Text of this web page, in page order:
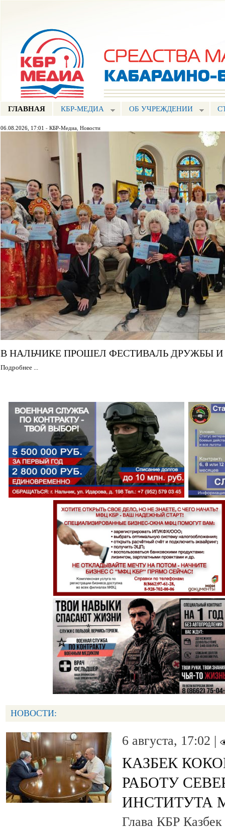
ГЛАВНАЯ КБР-МЕДИА ОБ УЧРЕЖДЕНИИ
06.08.2026, 17:01 - КБР-Медиа Новости
В НАЛЬЧИКЕ ПРОШЕЛ ФЕСТИВАЛЬ ДРУЖБЫ И
Подробнее ...
НОВОСТИ:
6 августа, 17:02 |
КАЗБЕК
РАБОТУ
ИНСТИТУТА
Глава КБР